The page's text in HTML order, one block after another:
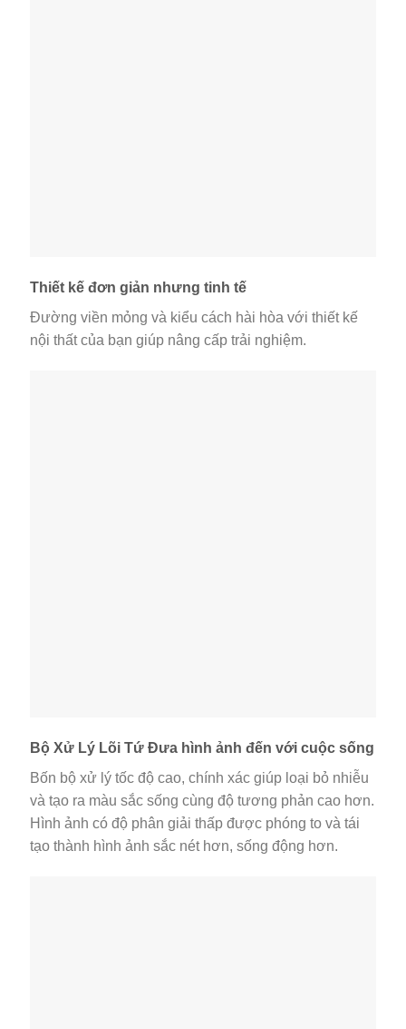
Thiết kế đơn giản nhưng tinh tế
Đường viền mỏng và kiểu cách hài hòa với thiết kế
nội thất của bạn giúp nâng cấp trải nghiệm.
Bộ Xử Lý Lõi Tứ Đưa hình ảnh đến với cuộc sống
Bốn bộ xử lý tốc độ cao, chính xác giúp loại bỏ nhiễu
và tạo ra màu sắc sống cùng độ tương phản cao hơn.
Hình ảnh có độ phân giải thấp được phóng to và tái
tạo thành hình ảnh sắc nét hơn, sống động hơn.